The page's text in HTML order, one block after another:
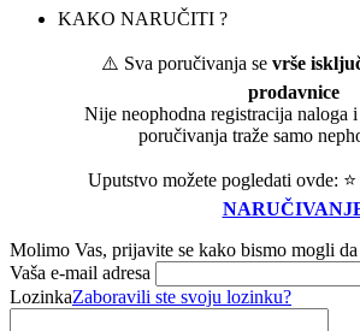
KAKO NARUČITI ?
⚠️ Sva poručivanja se vrše
prodavnice
Nije neophodna registracija naloga
poručivanja traže samo
Uputstvo možete pogledati ovde: ⭐
Molimo Vas, prijavite se kako bismo mogli
Vaša e-mail adresa
LozinkaZaboravili ste svoju lozinku?